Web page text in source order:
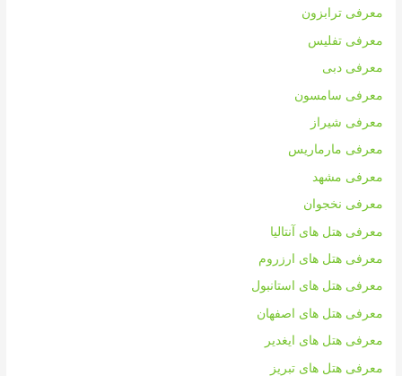
معرفی ترابزون
معرفی تفلیس
معرفی دبی
معرفی سامسون
معرفی شیراز
معرفی مارماریس
معرفی مشهد
معرفی نخجوان
معرفی هتل های آنتالیا
معرفی هتل های ارزروم
معرفی هتل های استانبول
معرفی هتل های اصفهان
معرفی هتل های ایغدیر
معرفی هتل های تبریز